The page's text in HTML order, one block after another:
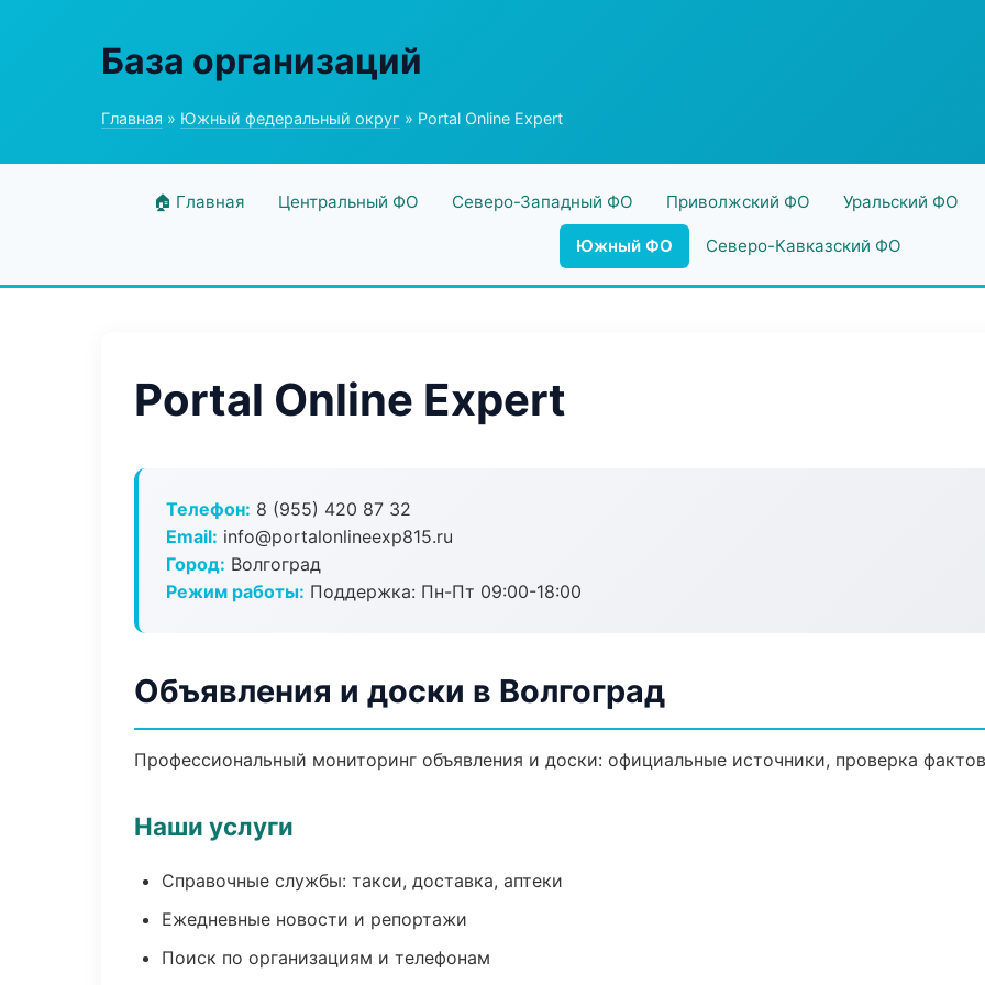
База организаций
Главная » Южный федеральный округ » Portal Online Expert
🏠 Главная Центральный ФО Северо-Западный ФО Приволжский ФО Уральский ФО
Южный ФО Северо-Кавказский ФО
Portal Online Expert
Телефон: 8 (955) 420 87 32
Email: info@portalonlineexp815.ru
Город: Волгоград
Режим работы: Поддержка: Пн-Пт 09:00-18:00
Объявления и доски в Волгоград
Профессиональный мониторинг объявления и доски: официальные источники, проверка
Наши услуги
Справочные службы: такси, доставка, аптеки
Ежедневные новости и репортажи
Поиск по организациям и телефонам